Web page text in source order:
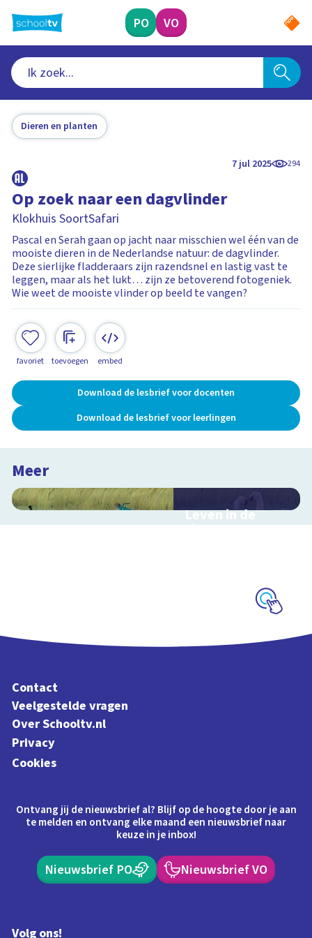
naar
hoofdinhoud
PO VO
Dieren en planten
7 jul 2025 294
Op zoek naar een dagvlinder
Klokhuis SoortSafari
Pascal en Serah gaan op jacht naar misschien wel één van de
mooiste dieren in de Nederlandse natuur: de dagvlinder.
Deze sierlijke fladderaars zijn razendsnel en lastig vast te
leggen, maar als het lukt… zijn ze betoverend fotogeniek.
Wie weet de mooiste vlinder op beeld te vangen?
favoriet toevoegen embed
Download de lesbrief voor docenten
Download de lesbrief voor leerlingen
Meer
Leven in de
sloot
Contact
Veelgestelde vragen
Over Schooltv.nl
Privacy
Cookies
Ontvang jij de nieuwsbrief al? Blijf op de hoogte door je aan
te melden en ontvang elke maand een nieuwsbrief naar
keuze in je inbox!
Nieuwsbrief PO Nieuwsbrief VO
Volg ons!